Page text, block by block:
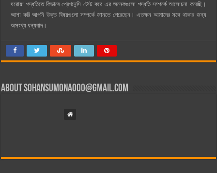
ঘরোয়া পদ্ধতিতে কিভাবে প্রেগনেন্সি টেস্ট করে এর অনেকগুলো পদ্ধতি সম্পর্কে আলোচনা করেছি।
আশা করি আপনি উক্ত বিষয়গুলো সম্পর্কে জানতে পেরেছেন। এতক্ষন আমাদের সঙ্গে থাকার জন্য
অসংখ্য ধন্যবাদ।
Aboutsohansumona000@gmail.com